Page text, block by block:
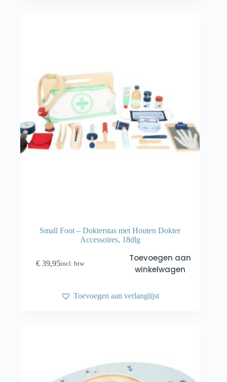
Small Foot – Dokterstas met Houten Dokter
Accessoires, 18dlg
€ 39,95incl. btw
Toevoegen aan
winkelwagen
Toevoegen aan verlanglijst